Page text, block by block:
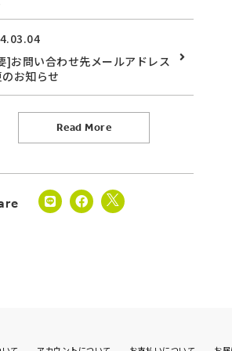
]お問い合わせ先メールアドレス
お知らせ
Read More